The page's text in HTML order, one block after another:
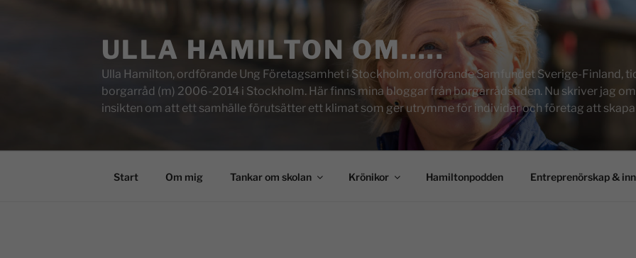
ULLA HAMILTON OM…..
Ulla Hamilton, ordförande Ung Företagsamhet i Stockholm, ordförande Samfundet Sverige-Finland,
borgarråd (m) 2006-2014 i Stockholm. Här finns mina bloggar från borgarrådstiden. Nu skriver jag
insikten om att ett samhälle förutsätter ett klimat som ger utrymme för individer och företag att
Start Om mig Tankar om skolan Krönikor Hamiltonpodden Entreprenörskap &